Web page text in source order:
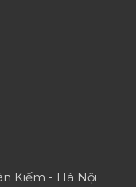
Kiếm - Hà Nội